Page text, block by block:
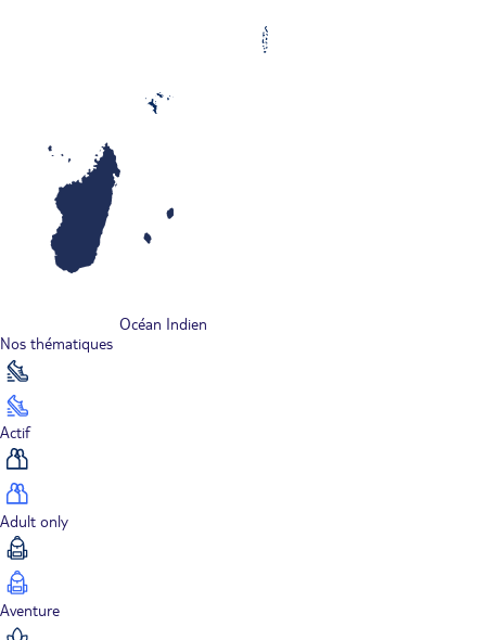
Océan Indien
Nos thématiques
Actif
Adult only
Aventure